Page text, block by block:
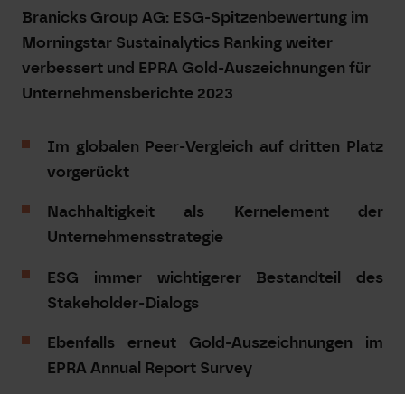
Branicks Group AG: ESG-Spitzenbewertung im
Morningstar Sustainalytics Ranking weiter
verbessert und EPRA Gold-Auszeichnungen für
Unternehmensberichte 2023
Im globalen Peer-Vergleich auf dritten Platz
vorgerückt
Nachhaltigkeit als Kernelement der
Unternehmensstrategie
ESG immer wichtigerer Bestandteil des
Stakeholder-Dialogs
Ebenfalls erneut Gold-Auszeichnungen im
EPRA Annual Report Survey